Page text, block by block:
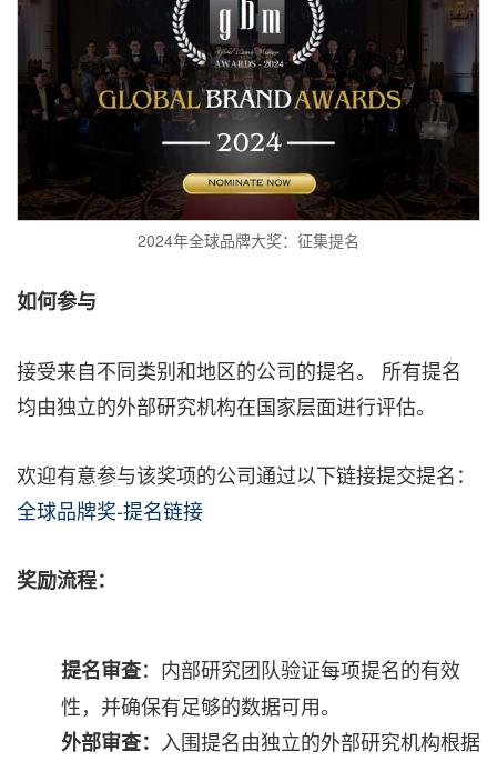
2024年全球品牌大奖：征集提名
如何参与
接受来自不同类别和地区的公司的提名。 所有提名
均由独立的外部研究机构在国家层面进行评估。
欢迎有意参与该奖项的公司通过以下链接提交提名：
全球品牌奖-提名链接
奖励流程：
提名审查：内部研究团队验证每项提名的有效
性，并确保有足够的数据可用。
外部审查： 入围提名由独立的外部研究机构根据